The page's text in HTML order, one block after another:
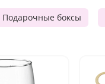
Подарочные боксы